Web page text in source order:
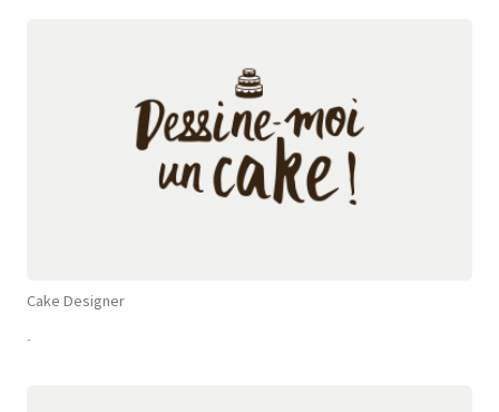
Cake Designer
-